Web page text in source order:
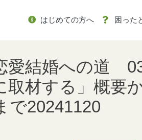
はじめての方へ 困った
愛結婚への道
取材する」概要
で20241120